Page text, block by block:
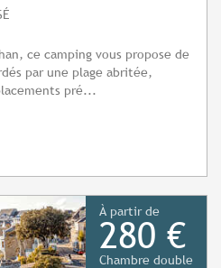
ce camping vous propose de
par une plage abritée,
pré...
À partir de
280 €
Chambre double